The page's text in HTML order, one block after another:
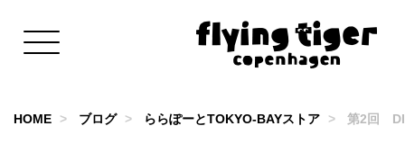
HOME ブログ ららぽーとTOKYO-BAYストア 第2回